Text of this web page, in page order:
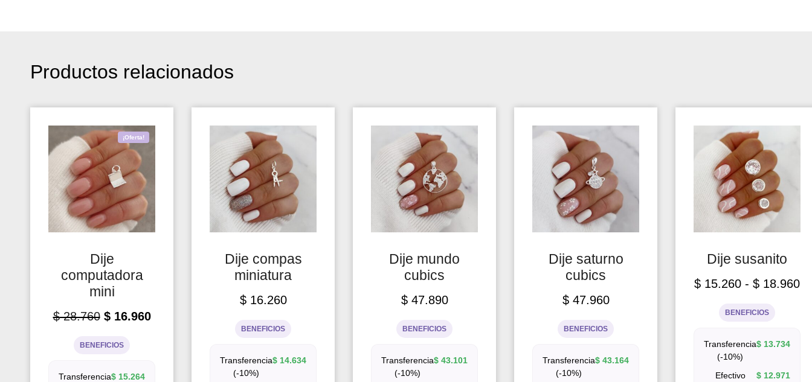
Productos relacionados
¡Oferta!
Dije
computadora
mini
$28.760 $16.960
BENEFICIOS
Transferencia$ 15.264
Dije compas
miniatura
$16.260
BENEFICIOS
Transferencia
(-10%)
$ 14.634
Dije mundo
cubics
$47.890
BENEFICIOS
Transferencia
(-10%)
$ 43.101
Dije saturno
cubics
$47.960
BENEFICIOS
Transferencia
(-10%)
$ 43.164
Dije susanito
$ 15.260 - $ 18.960
BENEFICIOS
Transferencia
(-10%)
$ 13.734
Efectivo
$ 12.971